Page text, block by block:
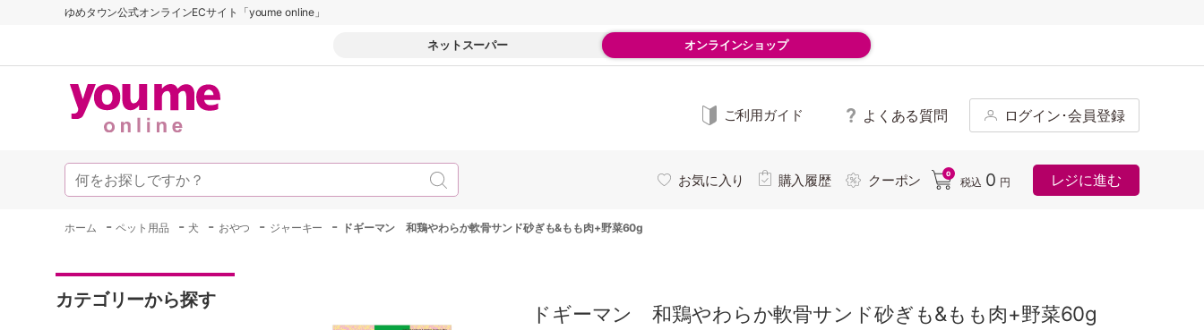
ゆめタウン公式オンラインECサイト「youme online」
ネットスーパー オンラインショップ
ご利用ガイド よくある質問 ログイン･会員登録
お気に入り 購入履歴 クーポン 0
税込 0 円 レジに進む
ホーム -ペット用品 -犬 - おやつ - ジャーキー - ドギーマン 和鶏やわらか軟骨サンド砂ぎも&もも肉+野菜60g
カテゴリーから探す
ドギーマン 和鶏やわらか軟骨サンド砂ぎも&もも肉+野菜60g